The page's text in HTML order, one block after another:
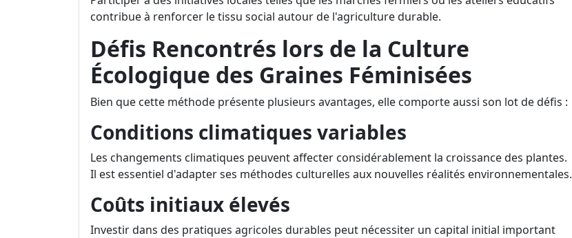
contribue à renforcer le tissu social autour de l'agriculture durable.
Défis Rencontrés lors de la Culture
Écologique des Graines Féminisées
Bien que cette méthode présente plusieurs avantages, elle comporte aussi son lot de défis :
Conditions climatiques variables
Les changements climatiques peuvent affecter considérablement la croissance des plantes.
Il est essentiel d'adapter ses méthodes culturelles aux nouvelles réalités environnementales.
Coûts initiaux élevés
Investir dans des pratiques agricoles durables peut nécessiter un capital initial important